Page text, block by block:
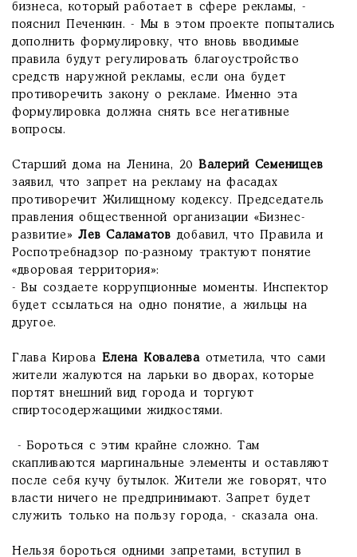
бизнеса, который работает в сфере рекламы, -
пояснил Печенкин. - Мы в этом проекте попытались
дополнить формулировку, что вновь вводимые
правила будут регулировать благоустройство
средств наружной рекламы, если она будет
противоречить закону о рекламе. Именно эта
формулировка должна снять все негативные
вопросы.
Старший дома на Ленина, 20 Валерий Семенищев
заявил, что запрет на рекламу на фасадах
противоречит Жилищному кодексу. Председатель
правления общественной организации «Бизнес-
развитие»Лев Саламатов добавил, что Правила и
Роспотребнадзор по-разному трактуют понятие
«дворовая территория»:
- Вы создаете коррупционные моменты. Инспектор
будет ссылаться на одно понятие, а жильцы на
другое.
Глава Кирова Елена Ковалева отметила, что сами
жители жалуются на ларьки во дворах, которые
портят внешний вид города и торгуют
спиртосодержащими жидкостями.
- Бороться с этим крайне сложно. Там
скапливаются маргинальные элементы и оставляют
после себя кучу бутылок. Жители же говорят, что
власти ничего не предпринимают. Запрет будет
служить только на пользу города, - сказала она.
Нельзя бороться одними запретами, вступил в